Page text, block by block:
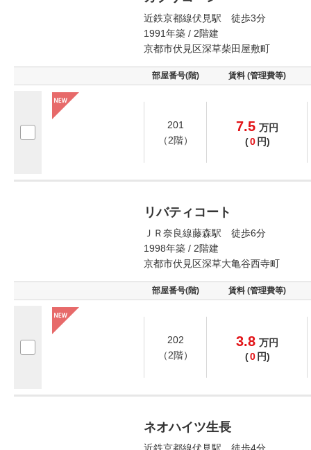
近鉄京都線伏見駅 徒歩3分
1991年築 / 2階建
京都市伏見区深草柴田屋敷町
部屋番号(階) 賃料 (管理費等)
201
（2階）
7.5 万円
(0 円)
リバティコート
ＪＲ奈良線藤森駅 徒歩6分
1998年築 / 2階建
京都市伏見区深草大亀谷西寺町
部屋番号(階) 賃料 (管理費等)
202
（2階）
3.8 万円
(0 円)
ネオハイツ生長